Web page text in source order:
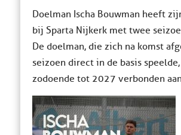
Doelman Ischa Bouwman heeft
bij Sparta Nijkerk met twee
De doelman, die zich na komst
seizoen direct in de basis
zodoende tot 2027 verbonden